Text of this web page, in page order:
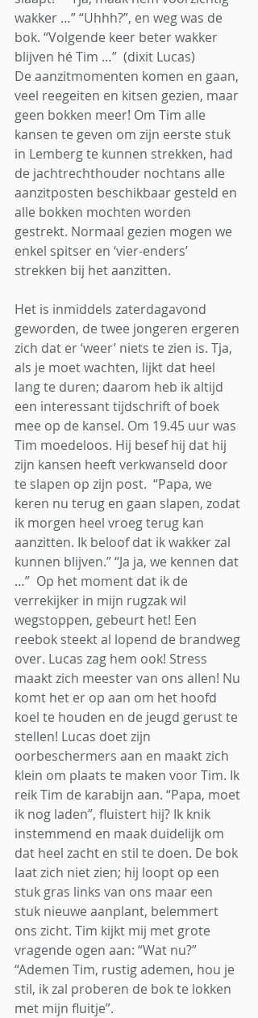
wakker …” “Uhhh?”, en weg was de
bok. “Volgende keer beter wakker
blijven hé Tim …”  (dixit Lucas)
De aanzitmomenten komen en gaan,
veel reegeiten en kitsen gezien, maar
geen bokken meer! Om Tim alle
kansen te geven om zijn eerste stuk
in Lemberg te kunnen strekken, had
de jachtrechthouder nochtans alle
aanzitposten beschikbaar gesteld en
alle bokken mochten worden
gestrekt. Normaal gezien mogen we
enkel spitser en ‘vier-enders’
strekken bij het aanzitten.
Het is inmiddels zaterdagavond
geworden, de twee jongeren ergeren
zich dat er ‘weer’ niets te zien is. Tja,
als je moet wachten, lijkt dat heel
lang te duren; daarom heb ik altijd
een interessant tijdschrift of boek
mee op de kansel. Om 19.45 uur was
Tim moedeloos. Hij besef hij dat hij
zijn kansen heeft verkwanseld door
te slapen op zijn post.  “Papa, we
keren nu terug en gaan slapen, zodat
ik morgen heel vroeg terug kan
aanzitten. Ik beloof dat ik wakker zal
kunnen blijven.” “Ja ja, we kennen dat
…”  Op het moment dat ik de
verrekijker in mijn rugzak wil
wegstoppen, gebeurt het! Een
reebok steekt al lopend de brandweg
over. Lucas zag hem ook! Stress
maakt zich meester van ons allen! Nu
komt het er op aan om het hoofd
koel te houden en de jeugd gerust te
stellen! Lucas doet zijn
oorbeschermers aan en maakt zich
klein om plaats te maken voor Tim. Ik
reik Tim de karabijn aan. “Papa, moet
ik nog laden”, fluistert hij? Ik knik
instemmend en maak duidelijk om
dat heel zacht en stil te doen. De bok
laat zich niet zien; hij loopt op een
stuk gras links van ons maar een
stuk nieuwe aanplant, belemmert
ons zicht. Tim kijkt mij met grote
vragende ogen aan: “Wat nu?”
“Ademen Tim, rustig ademen, hou je
stil, ik zal proberen de bok te lokken
met mijn fluitje”.